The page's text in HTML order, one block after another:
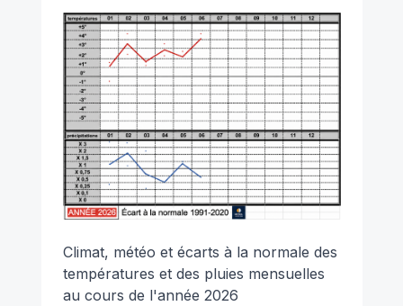
Climat, météo et écarts à la normale des
températures et des pluies mensuelles
au cours de l'année 2026